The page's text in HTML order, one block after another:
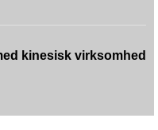
kinesisk virksomhed